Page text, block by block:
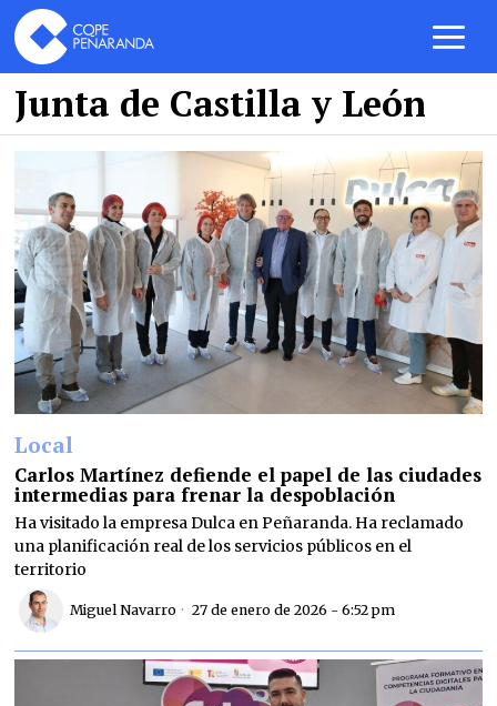
Junta de Castilla y León
Local
Carlos Martínez defiende el papel de las ciudades
intermedias para frenar la despoblación
Ha visitado la empresa Dulca en Peñaranda. Ha reclamado
una planificación real de los servicios públicos en el
territorio
Miguel Navarro 27 de enero de 2026 - 6:52 pm